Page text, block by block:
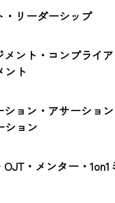
・リーダーシップ
メント・コンプライ
ント
ョン・アサーション
ション
・メンター・1on1